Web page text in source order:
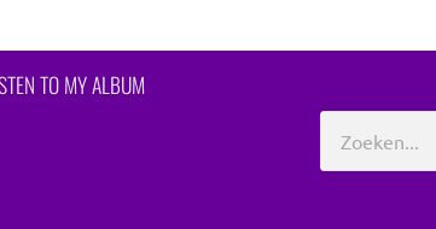
TO MY ALBUM